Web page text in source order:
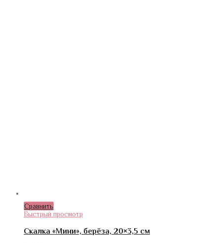
Сравнить
Быстрый просмотр
Скалка «Мини», берёза, 20×3,5 см